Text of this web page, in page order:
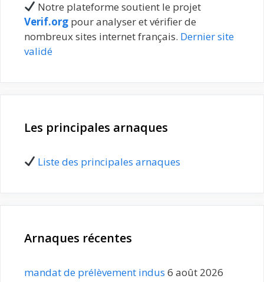
Notre plateforme soutient le projet
Verif.org pour analyser et vérifier de
nombreux sites internet français. Dernier site
validé
Les principales arnaques
Liste des principales arnaques
Arnaques récentes
mandat de prélèvement indus 6 août 2026